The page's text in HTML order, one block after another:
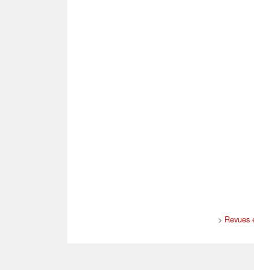
> Revues